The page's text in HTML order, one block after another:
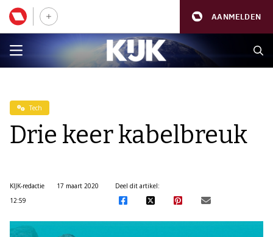
AANMELDEN
Tech
Drie keer kabelbreuk
KIJK-redactie
17 maart 2020
12:59
Deel dit artikel: